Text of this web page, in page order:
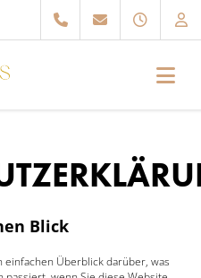
Blick
Überblick darüber, was